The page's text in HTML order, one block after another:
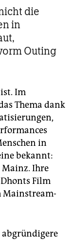
die
in
Outing
Im
Thema dank
in
bekannt:
Mainz. Ihre
Film
Mainstream-
abgründigere